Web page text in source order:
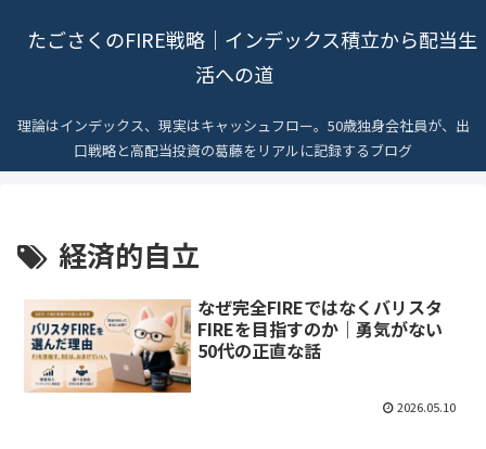
たごさくのFIRE戦略｜インデックス積立から配当生
活への道
理論はインデックス、現実はキャッシュフロー。50歳独身会社員が、出
口戦略と高配当投資の葛藤をリアルに記録するブログ
経済的自立
なぜ完全FIREではなくバリスタ
FIREを目指すのか｜勇気がない
50代の正直な話
2026.05.10